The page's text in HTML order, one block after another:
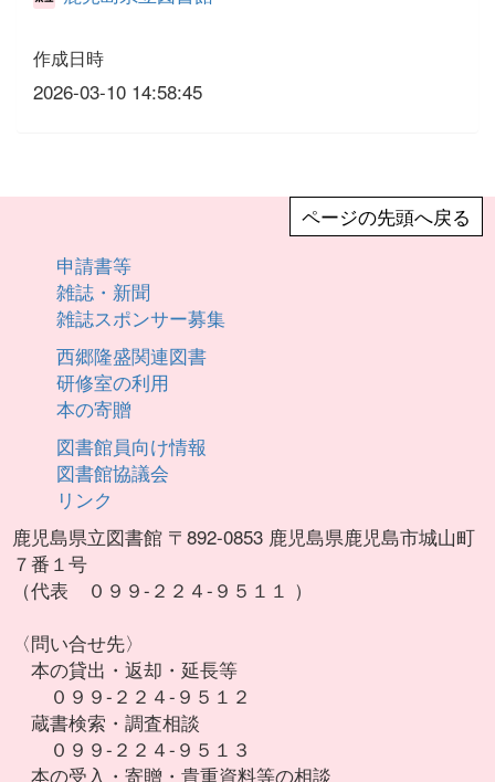
作成日時
2026-03-10 14:58:45
ページの先頭へ戻る
申請書等
雑誌・新聞
雑誌スポンサー募集
西郷隆盛関連図書
研修室の利用
本の寄贈
図書館員向け情報
図書館協議会
リンク
鹿児島県立図書館 〒892-0853 鹿児島県鹿児島市城山町
７番１号
（代表 ０９９-２２４-９５１１ ）
〈問い合せ先〉
本の貸出・返却・延長等
０９９-２２４-９５１２
蔵書検索・調査相談
０９９-２２４-９５１３
本の受入・寄贈・貴重資料等の相談